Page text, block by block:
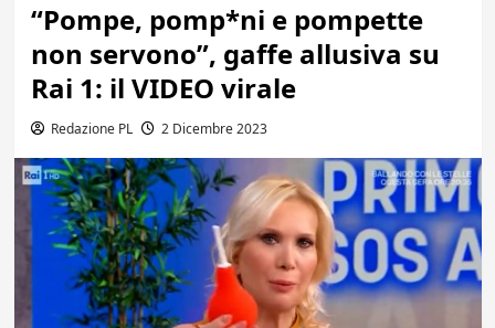
“Pompe, pomp*ni e pompette
non servono”, gaffe allusiva su
Rai 1: il VIDEO virale
Redazione PL 2 Dicembre 2023